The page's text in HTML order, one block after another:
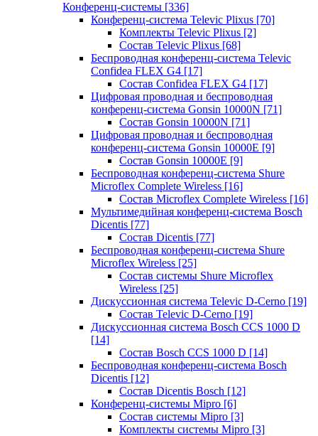
Конференц-системы [336]
Конференц-система Televic Plixus [70]
Комплекты Televic Plixus [2]
Состав Televic Plixus [68]
Беспроводная конференц-система Televic
Confidea FLEX G4 [17]
Состав Confidea FLEX G4 [17]
Цифровая проводная и беспроводная
конференц-система Gonsin 10000N [71]
Состав Gonsin 10000N [71]
Цифровая проводная и беспроводная
конференц-система Gonsin 10000E [9]
Состав Gonsin 10000E [9]
Беспроводная конференц-система Shure
Microflex Complete Wireless [16]
Состав Microflex Complete Wireless [16]
Мультимедийная конференц-система Bosch
Dicentis [77]
Состав Dicentis [77]
Беспроводная конференц-система Shure
Microflex Wireless [25]
Состав системы Shure Microflex
Wireless [25]
Дискуссионная система Televic D-Cerno [19]
Состав Televic D-Cerno [19]
Дискуссионная система Bosch CCS 1000 D
[14]
Состав Bosch CCS 1000 D [14]
Беспроводная конференц-система Bosch
Dicentis [12]
Состав Dicentis Bosch [12]
Конференц-системы Mipro [6]
Состав системы Mipro [3]
Комплекты системы Mipro [3]